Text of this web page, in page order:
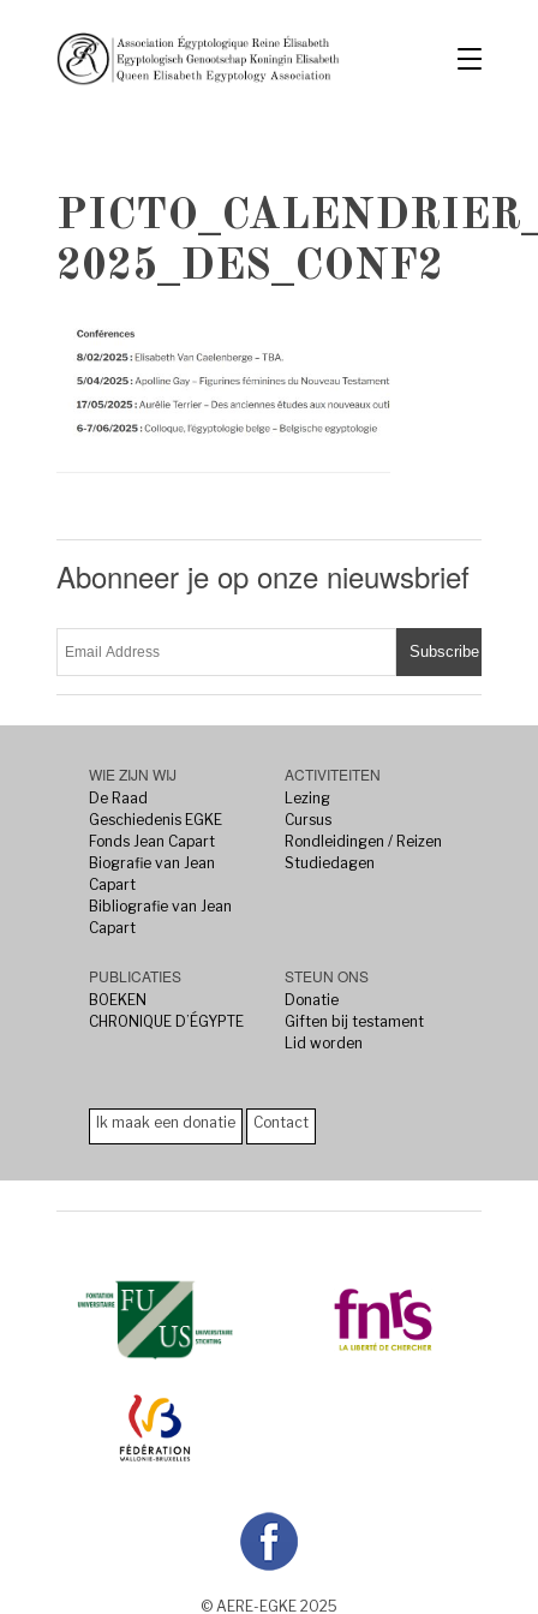
2025_DES_CONF2
Abonneer je op onze nieuwsbrief
WIE ZIJN WIJ
De Raad
Geschiedenis EGKE
Fonds Jean Capart
Biografie van Jean
Capart
Bibliografie van Jean
Capart
ACTIVITEITEN
Lezing
Cursus
Rondleidingen / Reizen
Studiedagen
PUBLICATIES
BOEKEN
CHRONIQUE D’ÉGYPTE
STEUN ONS
Donatie
Giften bij testament
Lid worden
Ik maak een donatie Contact
© AERE-EGKE 2025